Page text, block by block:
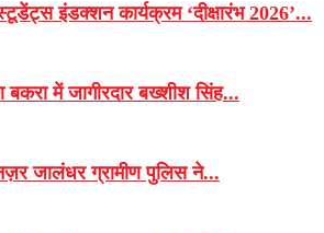
इंडक्शन कार्यक्रम ‘दीक्षारंभ 2026’...
में जागीरदार बख्शीश सिंह...
जालंधर ग्रामीण पुलिस ने...